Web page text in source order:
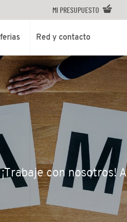
MI PRESUPUESTO
Red y contacto
con nosotros! A